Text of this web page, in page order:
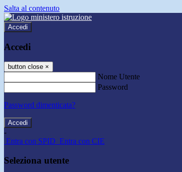
Salta al contenuto
Accedi
Accedi
button close ×
Nome Utente
Password
Password dimenticata?
-
Entra con SPID Entra con CIE
Seleziona utente